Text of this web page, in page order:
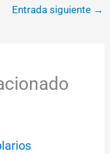
Entrada siguiente →